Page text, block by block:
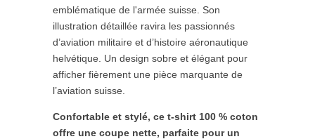
emblématique de l'armée suisse. Son
illustration détaillée ravira les passionnés
d’aviation militaire et d’histoire aéronautique
helvétique. Un design sobre et élégant pour
afficher fièrement une pièce marquante de
l’aviation suisse.
Confortable et stylé, ce t-shirt 100 % coton
offre une coupe nette, parfaite pour un